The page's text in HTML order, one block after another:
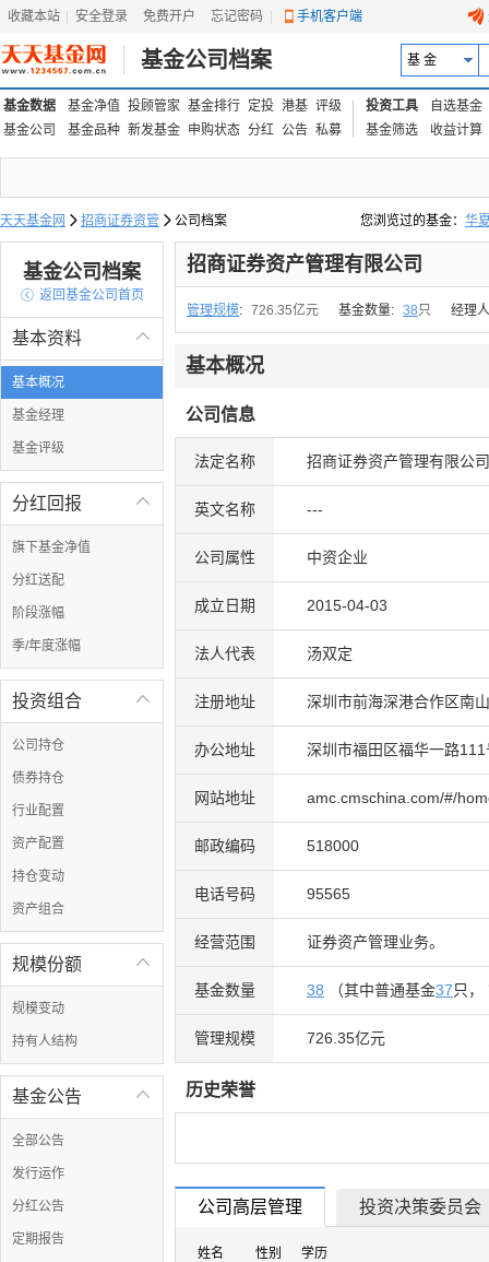
收藏本站 安全登录 免费开户 忘记密码 手机客户端
基金公司档案 基 金
基金数据 基金净值 投顾管家 基金排行 定投 港基 评级
基金公司
基金品种 新发基金 申购状态 分红 公告 私募
投资工具
自选基金
基金筛选
收益计算
天天基金网  招商证券资管  公司档案 您浏览过的基金： 华
易方达上证中盘ETF联
基金公司档案
 返回基金公司首页

基本资料
基本概况
基金经理
基金评级

分红回报
旗下基金净值
分红送配
阶段涨幅
季/年度涨幅

投资组合
公司持仓
债券持仓
行业配置
资产配置
持仓变动
资产组合

规模份额
规模变动
持有人结构

基金公告
全部公告
发行运作
分红公告
定期报告
招商证券资产管理有限公司
管理规模: 726.35亿元 基金数量: 38只 经理
基本概况
公司信息
法定名称 招商证券资产管理有限公司
英文名称 ---
公司属性 中资企业
成立日期 2015-04-03
法人代表 汤双定
注册地址 深圳市前海深港合作区南
办公地址 深圳市福田区福华一路
网站地址 amc.cmschina.com/#/
邮政编码 518000
电话号码 95565
经营范围 证券资产管理业务。
基金数量 38 （其中普通基金37只，
管理规模 726.35亿元
历史荣誉
公司高层管理 投资决策委员会
姓名 性别 学历